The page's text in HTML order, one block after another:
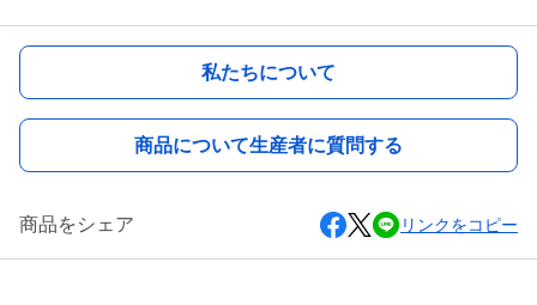
私たちについて
商品について生産者に質問する
商品をシェア リンクをコピー